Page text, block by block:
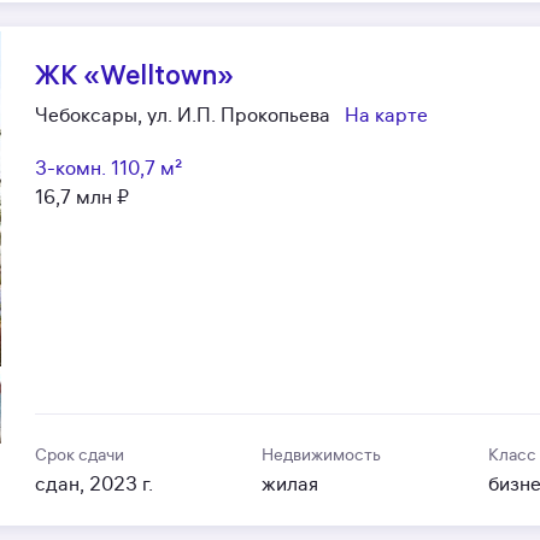
ЖК «Welltown»
Чебоксары, ул. И.П. Прокопьева На карте
3-комн. 110,7 м²
16,7 млн ₽
Срок сдачи
сдан, 2023 г.
Недвижимость
жилая